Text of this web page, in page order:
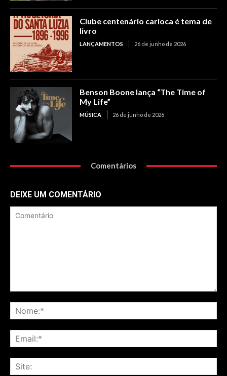
Clube centenário carioca é tema de
livro
LANÇAMENTOS 26 de junho de 2026
Benson Boone lança “The Time of
My Life”
MÚSICA 26 de junho de 2026
Comentários
DEIXE UM COMENTÁRIO